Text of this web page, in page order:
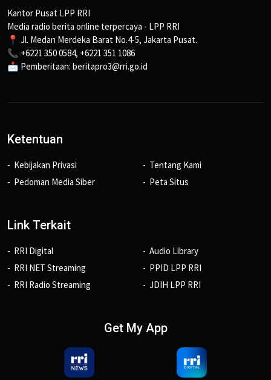
Kantor Pusat LPP RRI
Media radio berita online terpercaya - LPP RRI
📍 Jl. Medan Merdeka Barat No.4-5, Jakarta Pusat.
📞 +6221 350 0584, +6221 351 1086
📩 Pemberitaan: beritapro3@rri.go.id
Ketentuan
Kebijakan Privasi
Pedoman Media Siber
Tentang Kami
Peta Situs
Link Terkait
RRI Digital
RRI NET Streaming
RRI Radio Streaming
Audio Library
PPID LPP RRI
JDIH LPP RRI
Get My App